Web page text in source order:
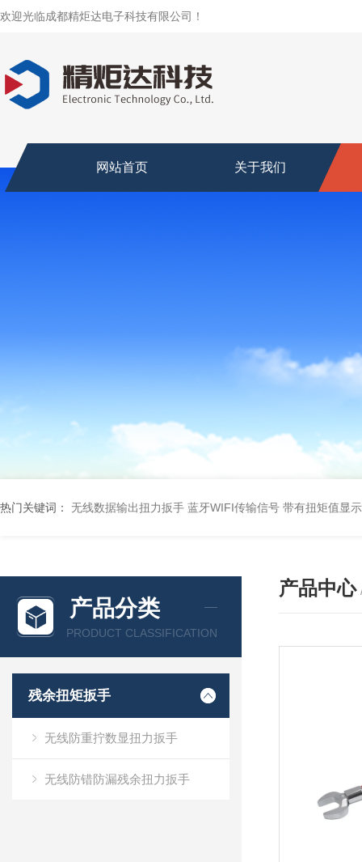
欢迎光临成都精炬达电子科技有限公司！
网站首页 关于我们
热门关键词： 无线数据输出扭力扳手 蓝牙WIFI传输信号 带有扭矩值显
产品分类
PRODUCT CLASSIFICATION
残余扭矩扳手
无线防重拧数显扭力扳手
无线防错防漏残余扭力扳手
产品中心